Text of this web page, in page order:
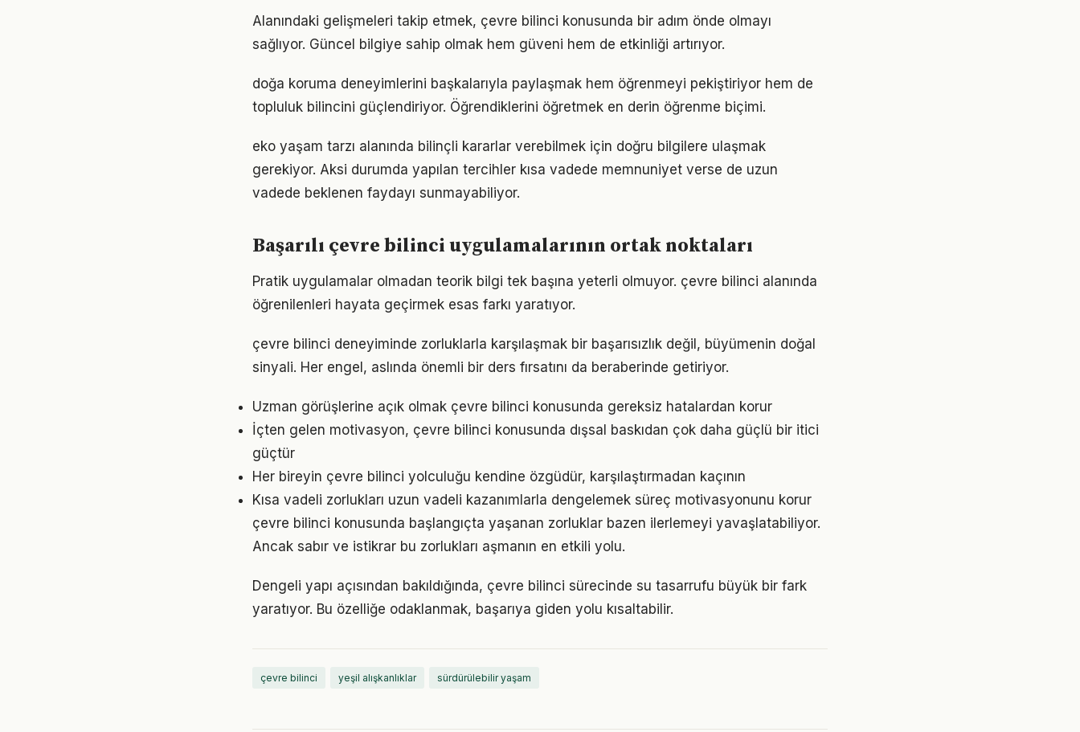
Alanındaki gelişmeleri takip etmek, çevre bilinci konusunda bir adım önde olmayı
sağlıyor. Güncel bilgiye sahip olmak hem güveni hem de etkinliği artırıyor.
doğa koruma deneyimlerini başkalarıyla paylaşmak hem öğrenmeyi pekiştiriyor hem de
topluluk bilincini güçlendiriyor. Öğrendiklerini öğretmek en derin öğrenme biçimi.
eko yaşam tarzı alanında bilinçli kararlar verebilmek için doğru bilgilere ulaşmak
gerekiyor. Aksi durumda yapılan tercihler kısa vadede memnuniyet verse de uzun
vadede beklenen faydayı sunmayabiliyor.
Başarılı çevre bilinci uygulamalarının ortak noktaları
Pratik uygulamalar olmadan teorik bilgi tek başına yeterli olmuyor. çevre bilinci alanında
öğrenilenleri hayata geçirmek esas farkı yaratıyor.
çevre bilinci deneyiminde zorluklarla karşılaşmak bir başarısızlık değil, büyümenin doğal
sinyali. Her engel, aslında önemli bir ders fırsatını da beraberinde getiriyor.
Uzman görüşlerine açık olmak çevre bilinci konusunda gereksiz hatalardan korur
İçten gelen motivasyon, çevre bilinci konusunda dışsal baskıdan çok daha güçlü bir itici
güçtür
Her bireyin çevre bilinci yolculuğu kendine özgüdür, karşılaştırmadan kaçının
Kısa vadeli zorlukları uzun vadeli kazanımlarla dengelemek süreç motivasyonunu korur
çevre bilinci konusunda başlangıçta yaşanan zorluklar bazen ilerlemeyi yavaşlatabiliyor.
Ancak sabır ve istikrar bu zorlukları aşmanın en etkili yolu.
Dengeli yapı açısından bakıldığında, çevre bilinci sürecinde su tasarrufu büyük bir fark
yaratıyor. Bu özelliğe odaklanmak, başarıya giden yolu kısaltabilir.
çevre bilinci yeşil alışkanlıklar sürdürülebilir yaşam